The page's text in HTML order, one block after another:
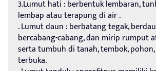
3.Lumut hati : berbentuk lembaran,
lembap atau terapung di air .
. Lumut daun : berbatang tegak,
bercabang-cabang, dan mirip rumput
serta tumbuh di tanah, tembok,
terbuka.